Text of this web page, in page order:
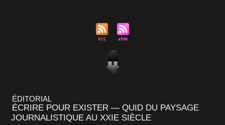
ÉDITORIAL
ÉCRIRE POUR EXISTER — QUID DU PAYSAGE
JOURNALISTIQUE AU XXIE SIÈCLE